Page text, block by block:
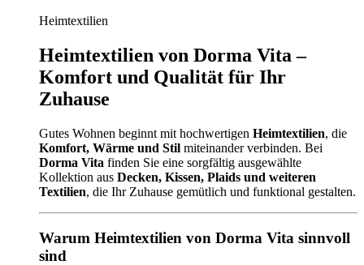
Heimtextilien
Heimtextilien von Dorma Vita –
Komfort und Qualität für Ihr
Zuhause
Gutes Wohnen beginnt mit hochwertigen Heimtextilien, die
Komfort, Wärme und Stil miteinander verbinden. Bei
Dorma Vita finden Sie eine sorgfältig ausgewählte
Kollektion aus Decken, Kissen, Plaids und weiteren
Textilien, die Ihr Zuhause gemütlich und funktional gestalten.
Warum Heimtextilien von Dorma Vita sinnvoll
sind